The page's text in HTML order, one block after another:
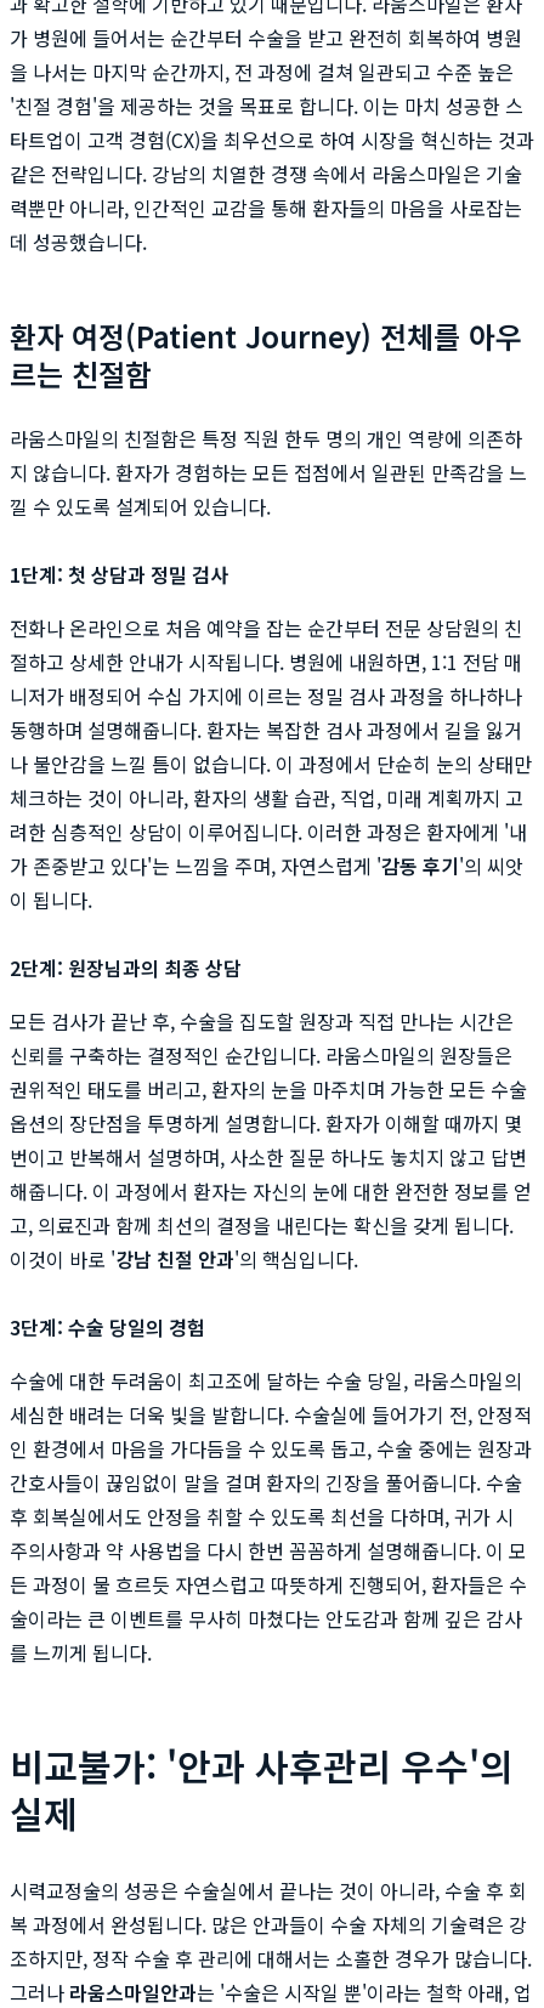
가 병원에 들어서는 순간부터 수술을 받고 완전히 회복하여 병원
을 나서는 마지막 순간까지, 전 과정에 걸쳐 일관되고 수준 높은
'친절 경험'을 제공하는 것을 목표로 합니다. 이는 마치 성공한 스
타트업이 고객 경험(CX)을 최우선으로 하여 시장을 혁신하는 것과
같은 전략입니다. 강남의 치열한 경쟁 속에서 라움스마일은 기술
력뿐만 아니라, 인간적인 교감을 통해 환자들의 마음을 사로잡는
데 성공했습니다.
환자 여정(Patient Journey) 전체를 아우
르는 친절함
라움스마일의 친절함은 특정 직원 한두 명의 개인 역량에 의존하
지 않습니다. 환자가 경험하는 모든 접점에서 일관된 만족감을 느
낄 수 있도록 설계되어 있습니다.
1단계: 첫 상담과 정밀 검사
전화나 온라인으로 처음 예약을 잡는 순간부터 전문 상담원의 친
절하고 상세한 안내가 시작됩니다. 병원에 내원하면, 1:1 전담 매
니저가 배정되어 수십 가지에 이르는 정밀 검사 과정을 하나하나
동행하며 설명해줍니다. 환자는 복잡한 검사 과정에서 길을 잃거
나 불안감을 느낄 틈이 없습니다. 이 과정에서 단순히 눈의 상태만
체크하는 것이 아니라, 환자의 생활 습관, 직업, 미래 계획까지 고
려한 심층적인 상담이 이루어집니다. 이러한 과정은 환자에게 '내
가 존중받고 있다'는 느낌을 주며, 자연스럽게 '감동 후기'의 씨앗
이 됩니다.
2단계: 원장님과의 최종 상담
모든 검사가 끝난 후, 수술을 집도할 원장과 직접 만나는 시간은
신뢰를 구축하는 결정적인 순간입니다. 라움스마일의 원장들은
권위적인 태도를 버리고, 환자의 눈을 마주치며 가능한 모든 수술
옵션의 장단점을 투명하게 설명합니다. 환자가 이해할 때까지 몇
번이고 반복해서 설명하며, 사소한 질문 하나도 놓치지 않고 답변
해줍니다. 이 과정에서 환자는 자신의 눈에 대한 완전한 정보를 얻
고, 의료진과 함께 최선의 결정을 내린다는 확신을 갖게 됩니다.
이것이 바로 '강남 친절 안과'의 핵심입니다.
3단계: 수술 당일의 경험
수술에 대한 두려움이 최고조에 달하는 수술 당일, 라움스마일의
세심한 배려는 더욱 빛을 발합니다. 수술실에 들어가기 전, 안정적
인 환경에서 마음을 가다듬을 수 있도록 돕고, 수술 중에는 원장과
간호사들이 끊임없이 말을 걸며 환자의 긴장을 풀어줍니다. 수술
후 회복실에서도 안정을 취할 수 있도록 최선을 다하며, 귀가 시
주의사항과 약 사용법을 다시 한번 꼼꼼하게 설명해줍니다. 이 모
든 과정이 물 흐르듯 자연스럽고 따뜻하게 진행되어, 환자들은 수
술이라는 큰 이벤트를 무사히 마쳤다는 안도감과 함께 깊은 감사
를 느끼게 됩니다.
비교불가: '안과 사후관리 우수'의
실제
시력교정술의 성공은 수술실에서 끝나는 것이 아니라, 수술 후 회
복 과정에서 완성됩니다. 많은 안과들이 수술 자체의 기술력은 강
조하지만, 정작 수술 후 관리에 대해서는 소홀한 경우가 많습니다.
그러나 라움스마일안과는 '수술은 시작일 뿐'이라는 철학 아래, 업